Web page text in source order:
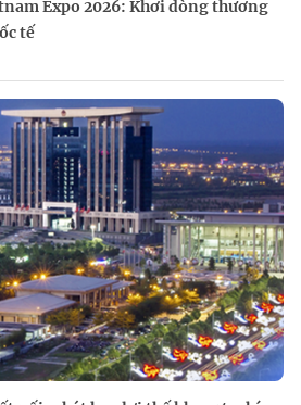
Expo 2026: Khơi dòng thương
tế